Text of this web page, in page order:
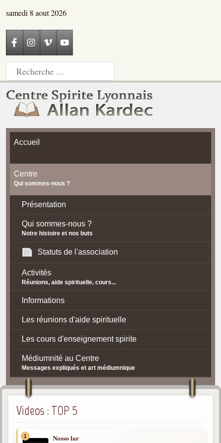
samedi 8 aout 2026
Accueil
Centre
Qui sommes-nous ?
Présentation
Qui sommes-nous ?
Notre histoire et nos buts
Statuts de l'association
Activités
Réunions, aide spirituelle, cours...
Informations
Les réunions d'aide spirituelle
Les cours d'enseignement spirite
Médiumnité au Centre
Messages expliqués et art médiumnique
Contact / Accès
Plan d'accès
Spiritisme
La doctrine Spirite
Videos : TOP 5
1 Nosso lar